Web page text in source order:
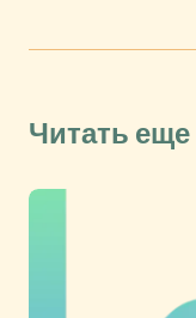
Читать еще